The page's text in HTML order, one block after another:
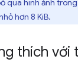
qua hình ảnh
hơn 8 KiB.
thích với